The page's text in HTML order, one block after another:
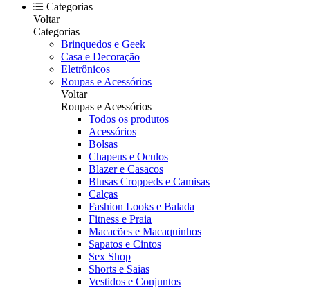
Categorias
Voltar
Categorias
Brinquedos e Geek
Casa e Decoração
Eletrônicos
Roupas e Acessórios
Voltar
Roupas e Acessórios
Todos os produtos
Acessórios
Bolsas
Chapeus e Oculos
Blazer e Casacos
Blusas Croppeds e Camisas
Calças
Fashion Looks e Balada
Fitness e Praia
Macacões e Macaquinhos
Sapatos e Cintos
Sex Shop
Shorts e Saias
Vestidos e Conjuntos